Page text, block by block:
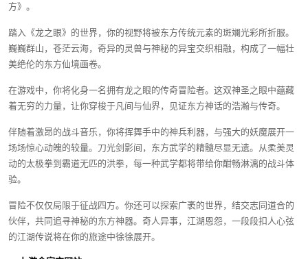
方》。
踏入《龙之眼》的世界，你的视野将被东方传统元素的斑斓光彩所折服。
巍巍群山，苍茫云海，奇异的灵兽与神秘的异宝交织相融，构成了一幅壮
美绝伦的东方仙境画卷。
在游戏中，你将化身一名拥有龙之眼的传奇冒险者。这双神圣之眼中蕴藏
着无穷的力量，让你穿梭于凡间与仙界，见证东方神话的浩瀚与传奇。
伴随着激昂的战斗音乐，你将挥舞手中的神兵利器，与强大的妖魔展开一
场场惊心动魄的较量。刀光剑影间，东方武学的精髓尽显无遗。从柔美灵
动的太极拳到霸道无匹的洪拳，每一种武学都将带给你酣畅淋漓的战斗体
验。
冒险不仅仅局限于征战四方。你还可以探索广袤的世界，结交志同道合的
伙伴，共同追寻神秘的东方神器。奇人异事，江湖恩怨，一段段扣人心弦
的江湖传说将在你的旅途中徐徐展开。